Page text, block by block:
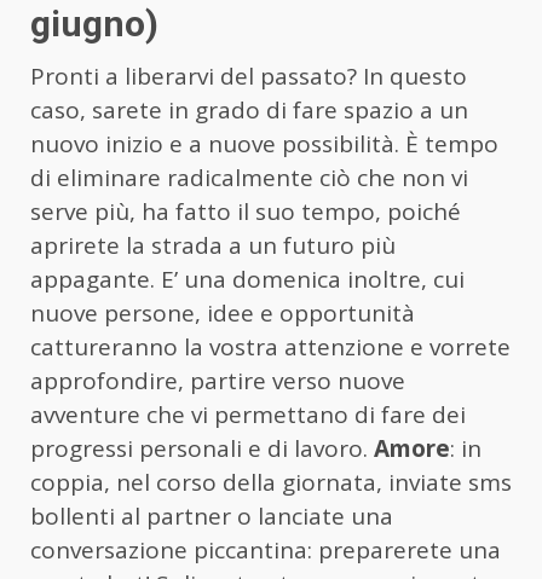
giugno)
Pronti a liberarvi del passato? In questo
caso, sarete in grado di fare spazio a un
nuovo inizio e a nuove possibilità. È tempo
di eliminare radicalmente ciò che non vi
serve più, ha fatto il suo tempo, poiché
aprirete la strada a un futuro più
appagante. E’ una domenica inoltre, cui
nuove persone, idee e opportunità
cattureranno la vostra attenzione e vorrete
approfondire, partire verso nuove
avventure che vi permettano di fare dei
progressi personali e di lavoro. Amore: in
coppia, nel corso della giornata, inviate sms
bollenti al partner o lanciate una
conversazione piccantina: preparerete una